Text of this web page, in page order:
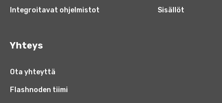
Integroitavat ohjelmistot Sisällöt
Yhteys
Ota yhteyttä
Flashnoden tiimi